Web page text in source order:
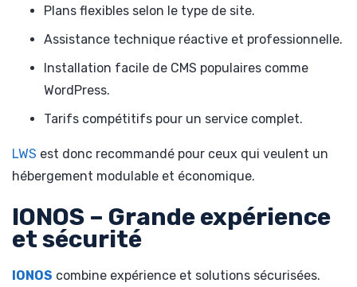
Plans flexibles selon le type de site.
Assistance technique réactive et professionnelle.
Installation facile de CMS populaires comme
WordPress.
Tarifs compétitifs pour un service complet.
LWS est donc recommandé pour ceux qui veulent un
hébergement modulable et économique.
IONOS – Grande expérience
et sécurité
IONOS combine expérience et solutions sécurisées.